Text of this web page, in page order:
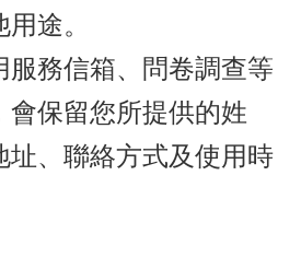
途。
服務信箱、問卷調查等
會保留您所提供的姓
址、聯絡方式及使用時